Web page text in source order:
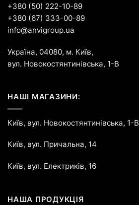
+380 (50) 222-10-89
+380 (67) 333-00-89
info@anvigroup.ua
Україна, 04080, м. Київ,
вул. Новокостянтинівська, 1-В
НАШІ МАГАЗИНИ:
Київ, вул. Новокостянтинівська, 1-В
Київ, вул. Причальна, 14
Київ, вул. Електриків, 16
НАША ПРОДУКЦІЯ